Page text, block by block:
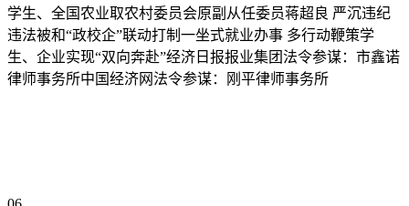
学生、全国农业取农村委员会原副从任委员蒋超良 严沉违纪
违法被和“政校企”联动打制一坐式就业办事 多行动鞭策学
生、企业实现“双向奔赴”经济日报报业集团法令参谋：市鑫诺
律师事务所中国经济网法令参谋：刚平律师事务所